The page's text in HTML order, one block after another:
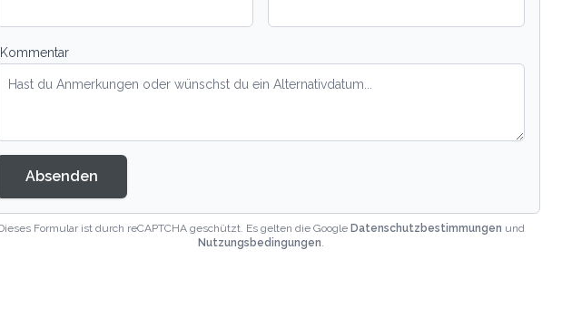
Kommentar
Absenden
Formular ist durch reCAPTCHA geschützt. Es gelten die Google Datenschutzbestimmungen und
Nutzungsbedingungen.